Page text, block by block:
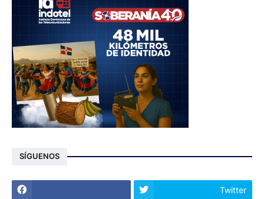
SÍGUENOS
Twitter